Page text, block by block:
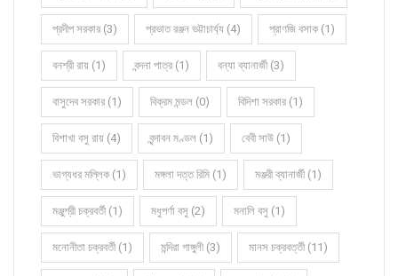
প্রদীপ সরকার (3) প্রভাত রঞ্জন ভট্টাচার্য্য (4) প্রাণজি বসাক (1)
বনশ্রী রায় (1) বন্দনা পাত্র (1) বন্যা ব্যানার্জী (3)
বাসুদেব সরকার (1) বিক্রম মন্ডল (0) বিদিশা সরকার (1)
বিশাখা বসু রায় (4) বৃন্দাবন মণ্ডল (1) বেবী সাউ (1)
ভাগ্যধর মল্লিক (1) মঙ্গলা দত্ত রিমি (1) মঞ্জরী ব্যানার্জী (1)
মঞ্জুশ্রী চক্রবর্তী (1) মধুপর্ণা বসু (2) মনালি বসু (1)
মনোনীতা চক্রবর্তী (1) মন্দিরা গাঙ্গুলী (3) মানস চক্রবর্ত্তী (11)